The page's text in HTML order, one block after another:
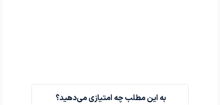
به این مطلب چه امتیازی می‌دهید؟